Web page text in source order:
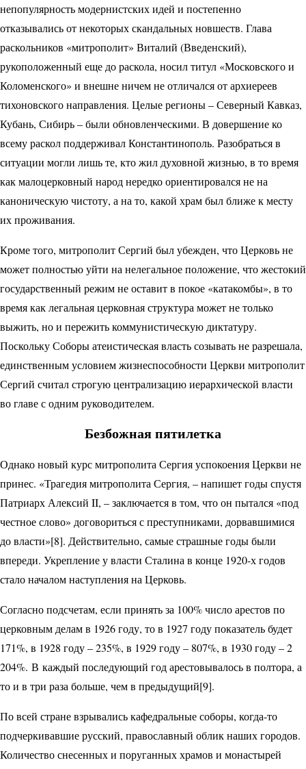
непопулярность модернистских идей и постепенно
отказывались от некоторых скандальных новшеств. Глава
раскольников «митрополит» Виталий (Введенский),
рукоположенный еще до раскола, носил титул «Московского и
Коломенского» и внешне ничем не отличался от архиереев
тихоновского направления. Целые регионы – Северный Кавказ,
Кубань, Сибирь – были обновленческими. В довершение ко
всему раскол поддерживал Константинополь. Разобраться в
ситуации могли лишь те, кто жил духовной жизнью, в то время
как малоцерковный народ нередко ориентировался не на
каноническую чистоту, а на то, какой храм был ближе к месту
их проживания.
Кроме того, митрополит Сергий был убежден, что Церковь не
может полностью уйти на нелегальное положение, что жестокий
государственный режим не оставит в покое «катакомбы», в то
время как легальная церковная структура может не только
выжить, но и пережить коммунистическую диктатуру.
Поскольку Соборы атеистическая власть созывать не разрешала,
единственным условием жизнеспособности Церкви митрополит
Сергий считал строгую централизацию иерархической власти
во главе с одним руководителем.
Безбожная пятилетка
Однако новый курс митрополита Сергия успокоения Церкви не
принес. «Трагедия мит­рополита Сергия, – напишет годы спустя
Пат­риарх Алексий II, – заключается в том, что он пытался «под
честное слово» договориться с преступниками, дорвавшимися
до власти»[8]. Действительно, самые страшные годы были
впереди. Укрепление у власти Сталина в конце 1920-х годов
стало началом наступления на Церковь.
Согласно подсчетам, если принять за 100% число арестов по
церковным делам в 1926 году, то в 1927 году показатель будет
171%, в 1928 году – 235%, в 1929 году – 807%, в 1930 году – 2
204%. В каждый последующий год арестовывалось в полтора, а
то и в три раза больше, чем в предыдущий[9].
По всей стране взрывались кафедральные соборы, когда-то
подчеркивавшие русский, православный облик наших городов.
Количество снесенных и поруганных храмов и монастырей